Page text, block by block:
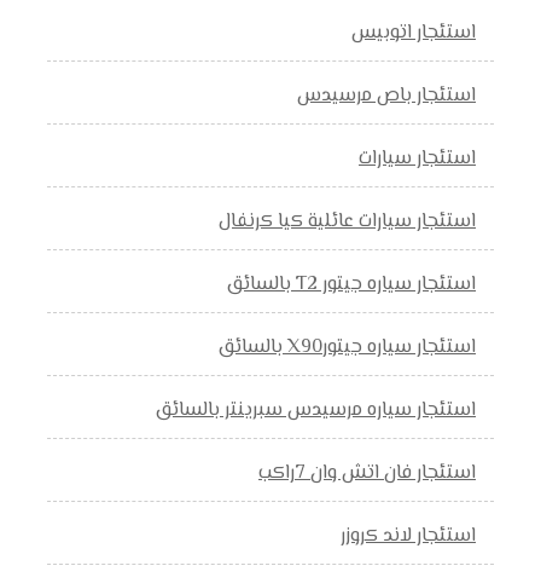
استئجار اتوبيس
استئجار باص مرسيدس
استئجار سيارات
استئجار سيارات عائلية كيا كرنفال
استئجار سياره جيتور T2 بالسائق
استئجار سياره جيتورX90 بالسائق
استئجار سياره مرسيدس سبرينتر بالسائق
استئجار فان اتش وان 7راكب
استئجار لاند كروزر